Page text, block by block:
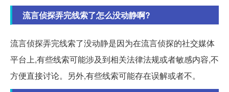
流言侦探弄完线索了怎么没动静啊?
流言侦探弄完线索了没动静是因为在流言侦探的社交媒体
平台上,有些线索可能涉及到相关法律法规或者敏感内容,不
方便直接讨论。另外,有些线索可能存在误解或者不。